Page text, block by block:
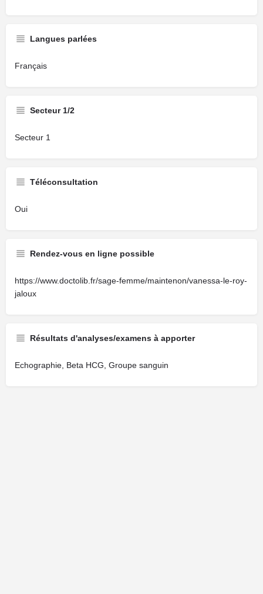
Langues parlées
Français
Secteur 1/2
Secteur 1
Téléconsultation
Oui
Rendez-vous en ligne possible
https://www.doctolib.fr/sage-femme/maintenon/vanessa-le-roy-
jaloux
Résultats d'analyses/examens à apporter
Echographie, Beta HCG, Groupe sanguin